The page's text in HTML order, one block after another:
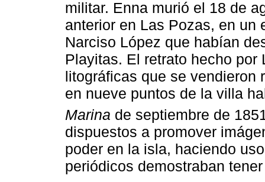
militar. Enna murió el 18 de
anterior en Las Pozas, en un
Narciso López que habían
Playitas. El retrato hecho
litográficas que se vendieron
en nueve puntos de la villa
Marina de septiembre de
dispuestos a promover
poder en la isla, haciendo
periódicos demostraban